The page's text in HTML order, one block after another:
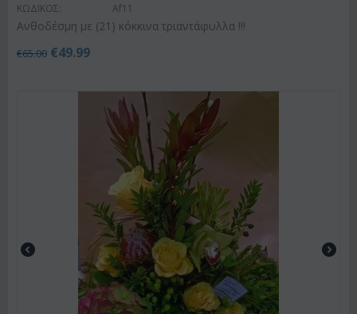
ΚΩΔΙΚΟΣ: Af11
Ανθοδέσμη με (21) κόκκινα τριαντάφυλλα !!!
€65.00 €49.99